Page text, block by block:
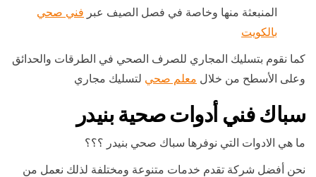
المنبعثة منها وخاصة في فصل الصيف عبر فني صحي
بالكويت
كما نقوم بتسليك المجاري للصرف الصحي في الطرقات والحدائق
وعلى الأسطح من خلال معلم صحي لتسليك مجاري
سباك فني أدوات صحية بنيدر
ما هي الادوات التي نوفرها سباك صحي بنيدر ؟؟؟
نحن أفضل شركة تقدم خدمات متنوعة ومختلفة لذلك نعمل من